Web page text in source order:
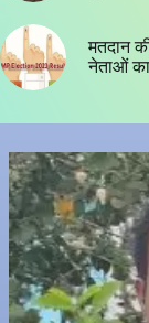
मतदान
नेताओं